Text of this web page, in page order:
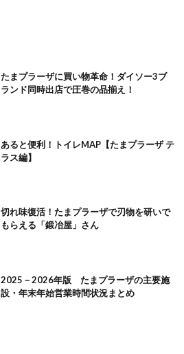
たまプラーザに買い物革命！ダイソー3ブ
ランド同時出店で圧巻の品揃え！
あると便利！トイレMAP【たまプラーザ テ
ラス編】
切れ味復活！たまプラーザで刃物を研いで
もらえる「鍛冶屋」さん
2025－2026年版 たまプラーザの主要施
設・年末年始営業時間状況まとめ